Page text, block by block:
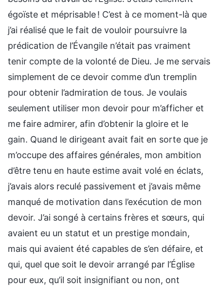
égoïste et méprisable ! C’est à ce moment-là que
j’ai réalisé que le fait de vouloir poursuivre la
prédication de l’Évangile n’était pas vraiment
tenir compte de la volonté de Dieu. Je me servais
simplement de ce devoir comme d’un tremplin
pour obtenir l’admiration de tous. Je voulais
seulement utiliser mon devoir pour m’afficher et
me faire admirer, afin d’obtenir la gloire et le
gain. Quand le dirigeant avait fait en sorte que je
m’occupe des affaires générales, mon ambition
d’être tenu en haute estime avait volé en éclats,
j’avais alors reculé passivement et j’avais même
manqué de motivation dans l’exécution de mon
devoir. J’ai songé à certains frères et sœurs, qui
avaient eu un statut et un prestige mondain,
mais qui avaient été capables de s’en défaire, et
qui, quel que soit le devoir arrangé par l’Église
pour eux, qu’il soit insignifiant ou non, ont